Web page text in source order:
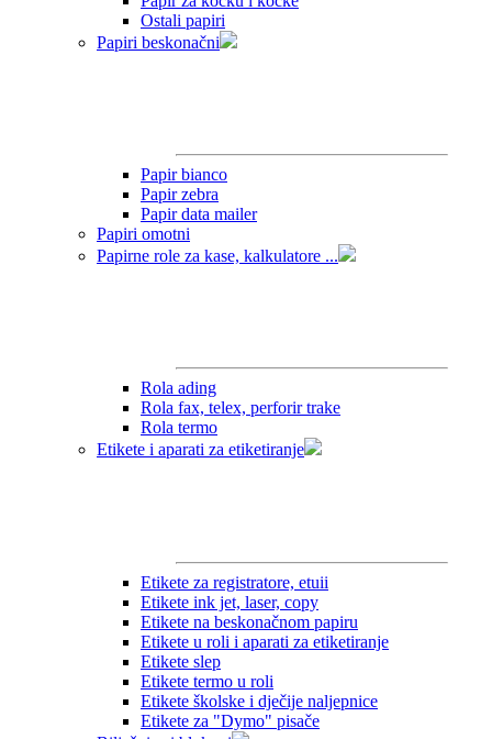
Ostali papiri
Papiri beskonačni
Papir bianco
Papir zebra
Papir data mailer
Papiri omotni
Papirne role za kase, kalkulatore ...
Rola ading
Rola fax, telex, perforir trake
Rola termo
Etikete i aparati za etiketiranje
Etikete za registratore, etuii
Etikete ink jet, laser, copy
Etikete na beskonačnom papiru
Etikete u roli i aparati za etiketiranje
Etikete slep
Etikete termo u roli
Etikete školske i dječije naljepnice
Etikete za "Dymo" pisače